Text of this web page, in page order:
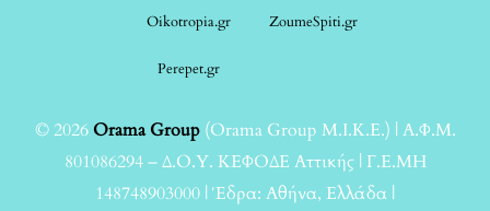
Oikotropia.gr ZoumeSpiti.gr
Perepet.gr
© 2026Orama Group(Orama Group Μ.Ι.Κ.Ε.) | Α.Φ.Μ.
801086294 – Δ.Ο.Υ. ΚΕΦΟΔΕ Αττικής | Γ.Ε.ΜΗ
148748903000 | Έδρα: Αθήνα, Ελλάδα |